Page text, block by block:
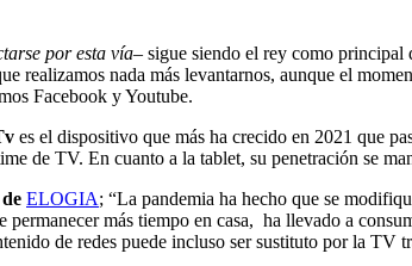
por esta vía– sigue siendo el rey como principal
realizamos nada más levantarnos, aunque el
Facebook y Youtube.
es el dispositivo que más ha crecido en 2021 que
de TV. En cuanto a la tablet, su penetración se
ELOGIA; “La pandemia ha hecho que se
más tiempo en casa, ha llevado a
de redes puede incluso ser sustituto por la TV